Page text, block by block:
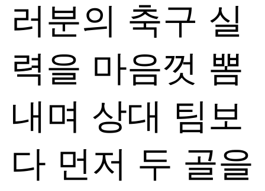
러분의 축구 실
력을 마음껏 뽐
내며 상대 팀보
다 먼저 두 골을